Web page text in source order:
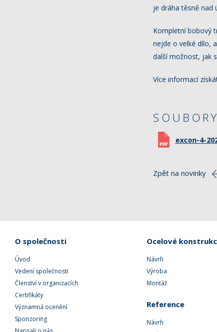
je dráha těsně nad
Kompletní bobový
nejde o velké dílo,
další možnost, jak
Více informací
excon-4-
Zpět na novinky
O společnosti
Úvod
Vedení společnosti
Členství v organizacích
Certifikáty
Významná ocenění
Sponzoring
Ocelové
Návrh
Výroba
Montáž
Reference
Návrh